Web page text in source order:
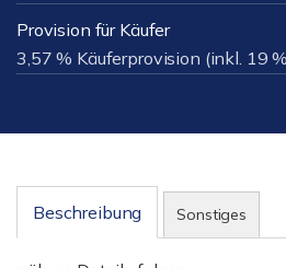
Provision für Käufer
3,57 % Käuferprovision (inkl. 19
Beschreibung Sonstiges